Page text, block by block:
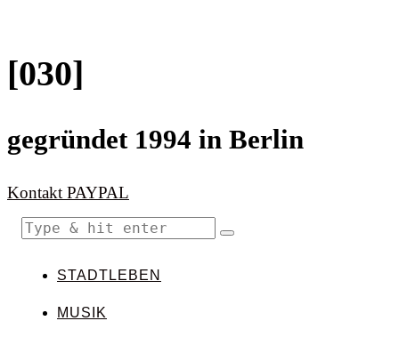
[030]
gegründet 1994 in Berlin
Kontakt PAYPAL
STADTLEBEN
MUSIK